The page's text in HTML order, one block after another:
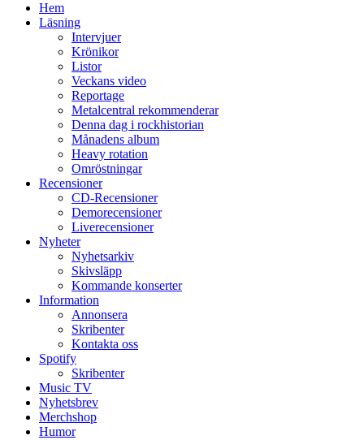
Hem
Läsning
Intervjuer
Krönikor
Listor
Veckans video
Reportage
Metalcentral rekommenderar
Denna dag i rockhistorian
Månadens album
Heavy rotation
Omröstningar
Recensioner
CD-Recensioner
Demorecensioner
Liverecensioner
Nyheter
Nyhetsarkiv
Skivsläpp
Kommande konserter
Information
Annonsera
Skribenter
Kontakta oss
Spotify
Skribenter
Music TV
Nyhetsbrev
Merchshop
Humor